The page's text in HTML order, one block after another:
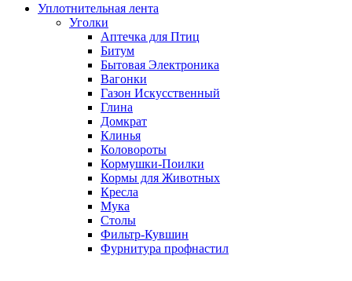
Уплотнительная лента
Уголки
Аптечка для Птиц
Битум
Бытовая Электроника
Вагонки
Газон Искусственный
Глина
Домкрат
Клинья
Коловороты
Кормушки-Поилки
Кормы для Животных
Кресла
Мука
Столы
Фильтр-Кувшин
Фурнитура профнастил